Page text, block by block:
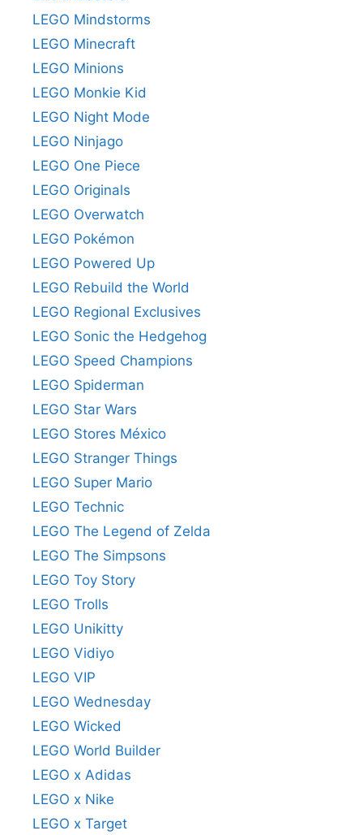
LEGO Mindstorms
LEGO Minecraft
LEGO Minions
LEGO Monkie Kid
LEGO Night Mode
LEGO Ninjago
LEGO One Piece
LEGO Originals
LEGO Overwatch
LEGO Pokémon
LEGO Powered Up
LEGO Rebuild the World
LEGO Regional Exclusives
LEGO Sonic the Hedgehog
LEGO Speed Champions
LEGO Spiderman
LEGO Star Wars
LEGO Stores México
LEGO Stranger Things
LEGO Super Mario
LEGO Technic
LEGO The Legend of Zelda
LEGO The Simpsons
LEGO Toy Story
LEGO Trolls
LEGO Unikitty
LEGO Vidiyo
LEGO VIP
LEGO Wednesday
LEGO Wicked
LEGO World Builder
LEGO x Adidas
LEGO x Nike
LEGO x Target